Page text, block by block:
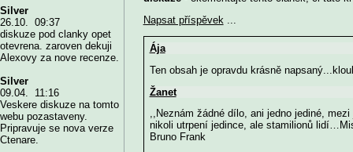
Napsat příspěvek...
Ája
Ten obsah je opravdu krásně
Žanet
,,Neznám žádné dílo, ani jedno jediné,
nikoli utrpení jedince, ale stamilionů
Bruno Frank
Silver
26.10. 09:37
diskuze pod clanky opet
otevrena. zaroven dekuji
Alexovy za nove recenze.
Silver
09.04. 11:16
Veskere diskuze na tomto
webu pozastaveny.
Pripravuje se nova verze
Ctenare.